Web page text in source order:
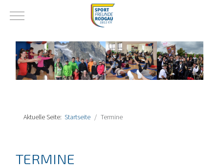
Mobile Menu Toggle
Aktuelle Seite: Startseite Termine
TERMINE